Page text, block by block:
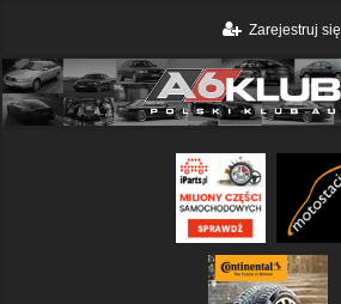
Zarejestruj się